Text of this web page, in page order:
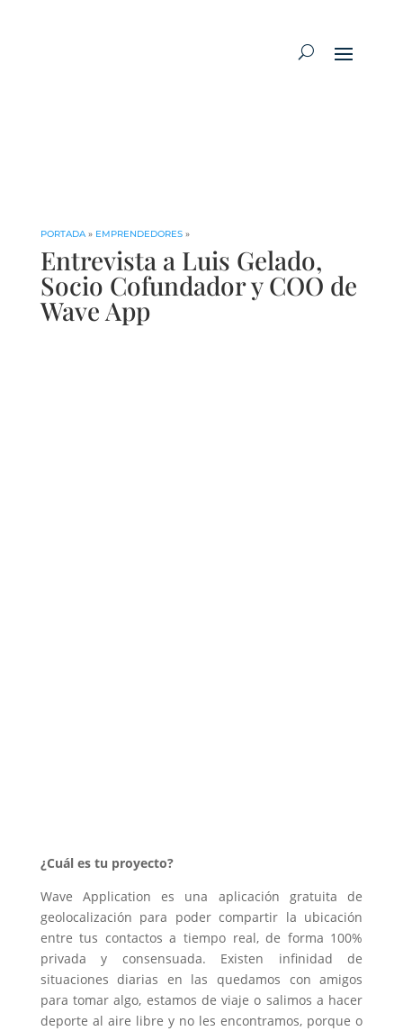
PORTADA» EMPRENDEDORES»
Entrevista a Luis Gelado,
Socio Cofundador y COO de
Wave App
¿Cuál es tu proyecto?
Wave Application es una aplicación gratuita de
geolocalización para poder compartir la ubicación
entre tus contactos a tiempo real, de forma 100%
privada y consensuada. Existen infinidad de
situaciones diarias en las quedamos con amigos
para tomar algo, estamos de viaje o salimos a hacer
deporte al aire libre y no les encontramos, porque o